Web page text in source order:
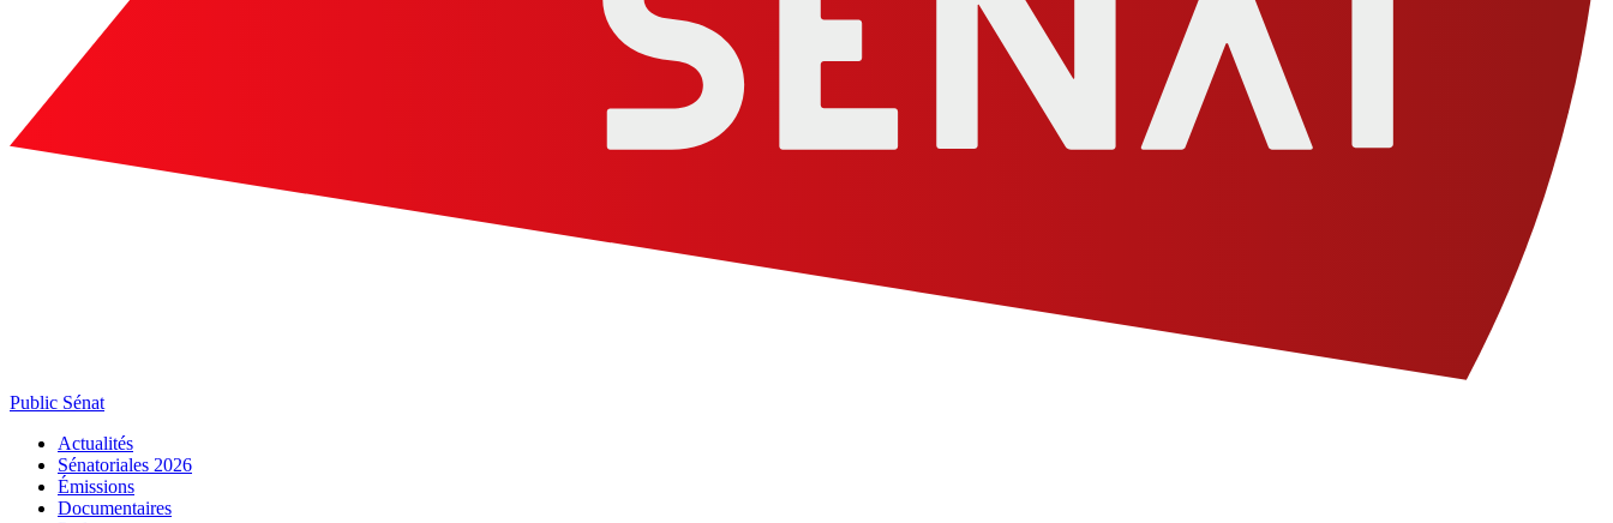
Public Sénat
Actualités
Sénatoriales 2026
Émissions
Documentaires